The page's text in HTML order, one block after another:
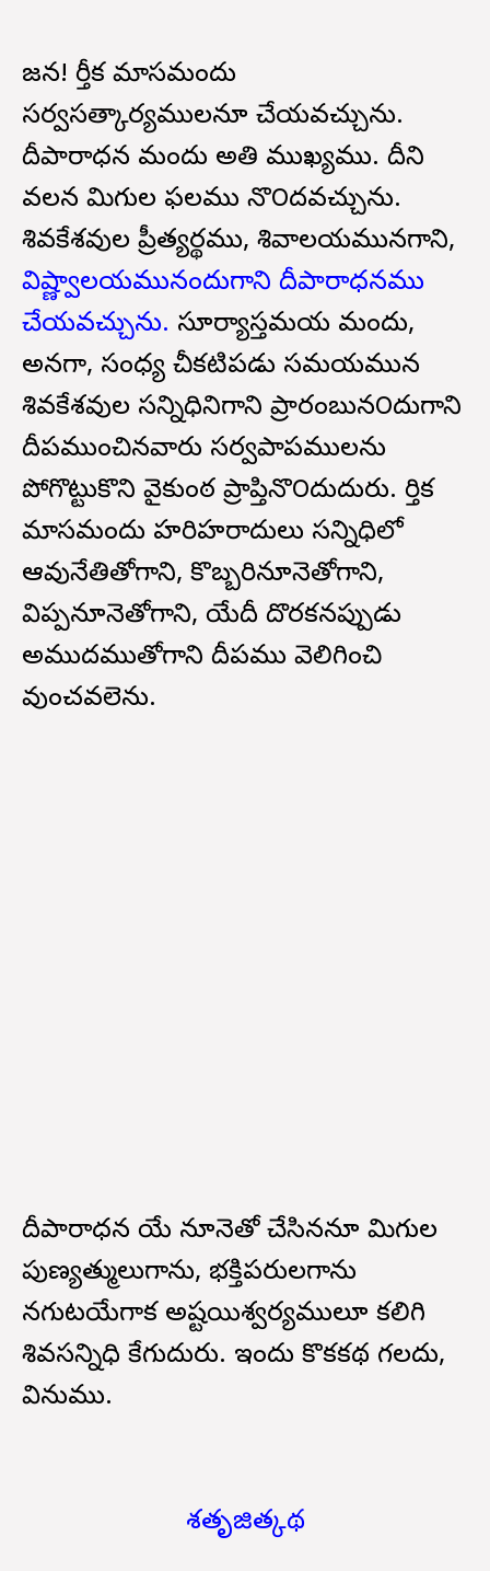
జనకా! కార్తీక మాసమందు
సర్వసత్కార్యములనూ చేయవచ్చును.
దీపారాధన మందు అతి ముఖ్యము. దీని
వలన మిగుల ఫలము నొ౦దవచ్చును.
శివకేశవుల ప్రీత్యర్థము, శివాలయమునగాని,
విష్ణ్వాలయమునందుగాని దీపారాధనము
చేయవచ్చును. సూర్యాస్తమయ మందు,
అనగా, సంధ్య చీకటిపడు సమయమున
శివకేశవుల సన్నిధినిగాని ప్రాకారంబున౦దుగాని
దీపముంచినవారు సర్వపాపములను
పోగొట్టుకొని వైకుంఠ ప్రాప్తినొ౦దుదురు. కార్తిక
మాసమందు హరిహరాదులు సన్నిధిలో
ఆవునేతితోగాని, కొబ్బరినూనెతోగాని,
విప్పనూనెతోగాని, యేదీ దొరకనప్పుడు
అముదముతోగాని దీపము వెలిగించి
వుంచవలెను.
దీపారాధన యే నూనెతో చేసిననూ మిగుల
పుణ్యత్ములుగాను, భక్తిపరులగాను
నగుటయేగాక అష్టయిశ్వర్యములూ కలిగి
శివసన్నిధి కేగుదురు. ఇందు కొకకథ గలదు,
వినుము.
శతృజిత్కథ